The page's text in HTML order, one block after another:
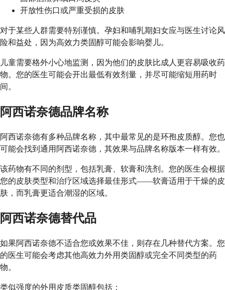
开放性伤口或严重受损的皮肤
对于某些人群需要特别谨慎。孕妇和哺乳期妇女应与医生讨论风
险和益处，因为高效力类固醇可能会影响婴儿。
儿童需要格外小心地监测，因为他们的皮肤比成人更容易吸收药
物。您的医生可能会开出最低有效剂量，并尽可能缩短用药时
间。
阿西诺奈德品牌名称
阿西诺奈德有多种品牌名称，其中最常见的是环孢皮质醇。您也
可能会找到通用阿西诺奈德，其效果与品牌名称版本一样有效。
该药物有不同的剂型，包括乳膏、软膏和洗剂。您的医生会根据
您的皮肤类型和治疗区域选择最佳形式——软膏适用于干燥的皮
肤，而乳膏更适合潮湿的区域。
阿西诺奈德替代品
如果阿西诺奈德不适合您或效果不佳，则存在几种替代方案。您
的医生可能会考虑其他高效力外用类固醇或完全不同类型的药
物。
类似强度的外用皮质类固醇包括：